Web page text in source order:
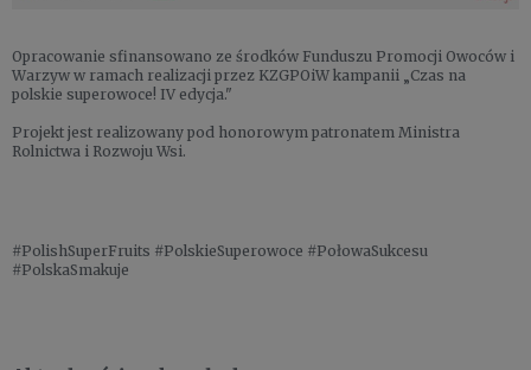
Opracowanie sfinansowano ze środków Funduszu Promocji Owoców i
Warzyw w ramach realizacji przez KZGPOiW kampanii „Czas na
polskie superowoce! IV edycja."
Projekt jest realizowany pod honorowym patronatem Ministra
Rolnictwa i Rozwoju Wsi.
#PolishSuperFruits #PolskieSuperowoce #PołowaSukcesu
#PolskaSmakuje